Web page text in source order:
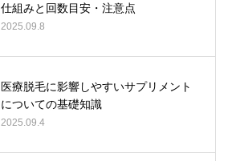
仕組みと回数目安・注意点
2025.09.8
医療脱毛に影響しやすいサプリメント
についての基礎知識
2025.09.4